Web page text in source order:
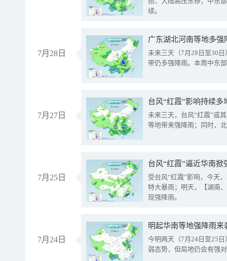
续。
7月28日
广东湖北河南等地多
未来三天（7月28日至30
带仍多强降雨。本周中东
7月27日
台风“红霞”影响持续
未来三天，台风“红霞”或
等地带来强降雨；同时，
7月25日
台风“红霞”逼近华南
受台风“红霞”影响，今天
特大暴雨；明天，【湖南
现强降雨。
7月24日
明起华南等地强降雨
今明两天（7月24日至25
弱态势，但局地仍会有强